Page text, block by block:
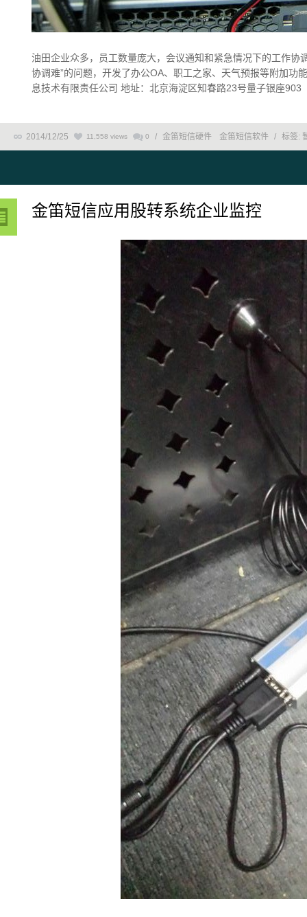
油田企业众多，员工数量庞大，会议通知和紧急情况下的工作
协调难”的问题，开发了办公OA、职工之家、天气预报等附加
息技术有限责任公司 地址：北京海淀区知春路23号量子银座
2014/12/25 11,558 views 0 / 金笛短信硬件 金笛短信软件 / 标签:
金笛短信应用股转系统企业监控